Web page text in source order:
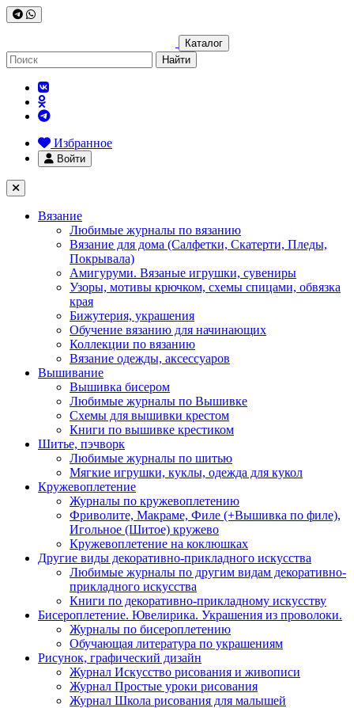
Каталог
Найти
Избранное
Войти
Вязание
Любимые журналы по вязанию
Вязание для дома (Салфетки, Скатерти, Пледы,
Покрывала)
Амигуруми. Вязаные игрушки, сувениры
Узоры, мотивы крючком, схемы спицами, обвязка
края
Бижутерия, украшения
Обучение вязанию для начинающих
Коллекции по вязанию
Вязание одежды, аксессуаров
Вышивание
Вышивка бисером
Любимые журналы по Вышивке
Схемы для вышивки крестом
Книги по вышивке крестиком
Шитье, пэчворк
Любимые журналы по шитью
Мягкие игрушки, куклы, одежда для кукол
Кружевоплетение
Журналы по кружевоплетению
Фриволите, Макраме, Филе (+Вышивка по филе),
Игольное (Шитое) кружево
Кружевоплетение на коклюшках
Другие виды декоративно-прикладного искусства
Любимые журналы по другим видам декоративно-
прикладного искусства
Книги по декоративно-прикладному искусству
Бисероплетение. Ювелирика. Украшения из проволоки.
Журналы по бисероплетению
Обучающая литература по украшениям
Рисунок, графический дизайн
Журнал Искусство рисования и живописи
Журнал Простые уроки рисования
Журнал Школа рисования для малышей